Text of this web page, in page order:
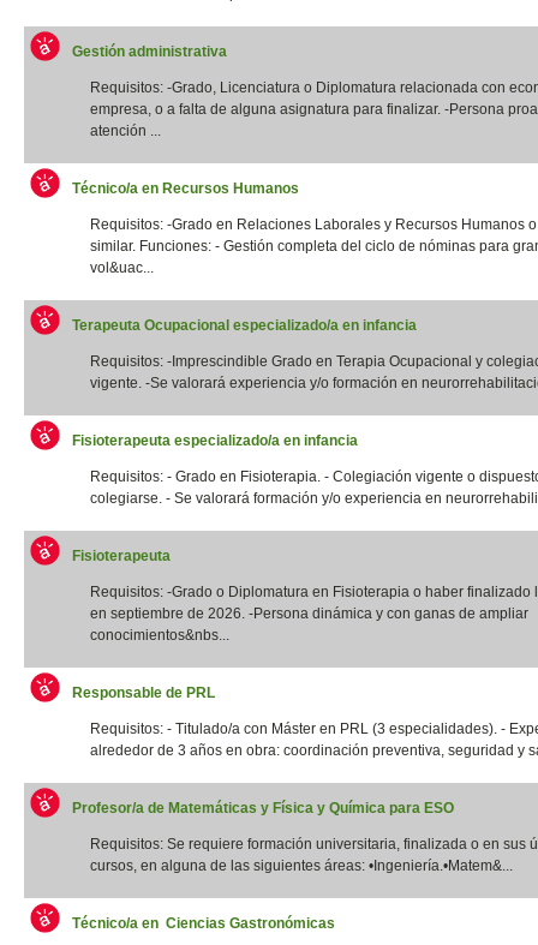
Gestión administrativa
Requisitos: -Grado, Licenciatura o Diplomatura relacionada con
empresa, o a falta de alguna asignatura para finalizar. -Persona
atención ...
Técnico/a en Recursos Humanos
Requisitos: -Grado en Relaciones Laborales y Recursos Humanos
similar. Funciones: - Gestión completa del ciclo de nóminas para
vol&uac...
Terapeuta Ocupacional especializado/a en infancia
Requisitos: -Imprescindible Grado en Terapia Ocupacional y
vigente. -Se valorará experiencia y/o formación en
Fisioterapeuta especializado/a en infancia
Requisitos: - Grado en Fisioterapia. - Colegiación vigente o
colegiarse. - Se valorará formación y/o experiencia en
Fisioterapeuta
Requisitos: -Grado o Diplomatura en Fisioterapia o haber finalizado
en septiembre de 2026. -Persona dinámica y con ganas de ampliar
conocimientos&nbs...
Responsable de PRL
Requisitos: - Titulado/a con Máster en PRL (3 especialidades). -
alrededor de 3 años en obra: coordinación preventiva, seguridad y
Profesor/a de Matemáticas y Física y Química para ESO
Requisitos: Se requiere formación universitaria, finalizada o en sus
cursos, en alguna de las siguientes áreas: •Ingeniería.•Matem&...
Técnico/a en Ciencias Gastronómicas